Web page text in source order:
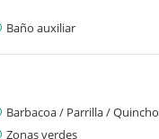
Baño auxiliar
Barbacoa / Parrilla / Quincho
Zonas verdes